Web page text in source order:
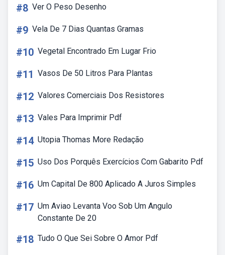
#8 Ver O Peso Desenho
#9 Vela De 7 Dias Quantas Gramas
#10 Vegetal Encontrado Em Lugar Frio
#11 Vasos De 50 Litros Para Plantas
#12 Valores Comerciais Dos Resistores
#13 Vales Para Imprimir Pdf
#14 Utopia Thomas More Redação
#15 Uso Dos Porquês Exercícios Com Gabarito Pdf
#16 Um Capital De 800 Aplicado A Juros Simples
#17 Um Aviao Levanta Voo Sob Um Angulo
Constante De 20
#18 Tudo O Que Sei Sobre O Amor Pdf